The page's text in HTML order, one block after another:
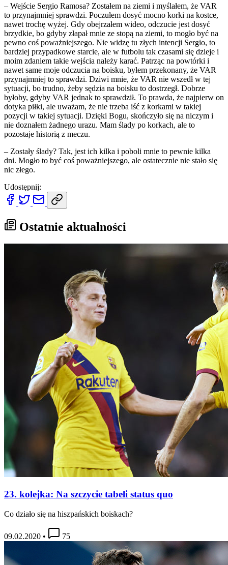
– Wejście Sergio Ramosa? Zostałem na ziemi i myślałem, że VAR
to przynajmniej sprawdzi. Poczułem dosyć mocno korki na kostce,
nawet trochę wyżej. Gdy obejrzałem wideo, odczucie jest dosyć
brzydkie, bo gdyby złapał mnie ze stopą na ziemi, to mogło być na
pewno coś poważniejszego. Nie widzę tu złych intencji Sergio, to
bardziej przypadkowe starcie, ale w futbolu tak czasami się dzieje i
moim zdaniem takie wejścia należy karać. Patrząc na powtórki i
nawet same moje odczucia na boisku, byłem przekonany, że VAR
przynajmniej to sprawdzi. Dziwi mnie, że VAR nie wszedł w tej
sytuacji, bo trudno, żeby sędzia na boisku to dostrzegł. Dobrze
byłoby, gdyby VAR jednak to sprawdził. To prawda, że najpierw on
dotyka piłki, ale uważam, że nie trzeba iść z korkami w takiej
pozycji w takiej sytuacji. Dzięki Bogu, skończyło się na niczym i
nie doznałem żadnego urazu. Mam ślady po korkach, ale to
pozostaje historią z meczu.
– Zostały ślady? Tak, jest ich kilka i poboli mnie to pewnie kilka
dni. Mogło to być coś poważniejszego, ale ostatecznie nie stało się
nic złego.
Udostępnij:
Ostatnie aktualności
23. kolejka: Na szczycie tabeli status quo
Co działo się na hiszpańskich boiskach?
09.02.2020 • 75